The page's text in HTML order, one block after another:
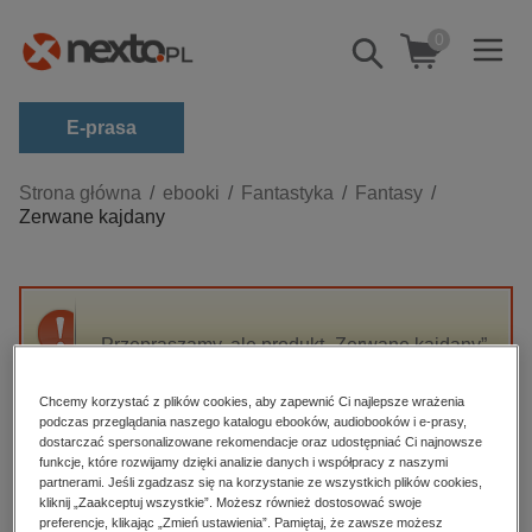
Pokaż/schowaj
wyszukiwarkę
0
E-prasa
Kategorie
Zobacz wszystkie E-prasa
budownictwo, aranżacja wnętrz
darmowe wydania
edukacja
hobby, sport, rozrywka
komputery, internet, technologie, informatyka
Strona główna ebooki Fantastyka
Fantasy
Zerwane kajdany
Przepraszamy, ale produkt „Zerwane kajdany”
High-contrast mode
Polecane
Chcemy korzystać z plików cookies, aby zapewnić Ci najlepsze wrażenia
podczas przeglądania naszego katalogu ebooków, audiobooków i e-prasy,
dostarczać spersonalizowane rekomendacje oraz udostępniać Ci najnowsze
funkcje, które rozwijamy dzięki analizie danych i współpracy z naszymi
partnerami. Jeśli zgadzasz się na korzystanie ze wszystkich plików cookies,
kliknij „Zaakceptuj wszystkie”. Możesz również dostosować swoje
preferencje, klikając „Zmień ustawienia”. Pamiętaj, że zawsze możesz